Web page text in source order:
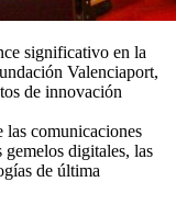
significativo en la
Valenciaport,
de innovación
comunicaciones
digitales, las
de última